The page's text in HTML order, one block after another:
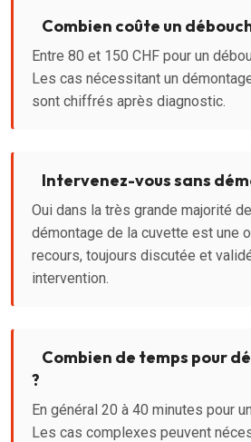
Combien coûte un
Entre 80 et 150 CHF pour un
Les cas nécessitant un
sont chiffrés après diagnostic.
Intervenez-vous sans
Oui dans la très grande majorité
démontage de la cuvette est une
recours, toujours discutée et
intervention.
Combien de temps pour
?
En général 20 à 40 minutes pour
Les cas complexes peuvent